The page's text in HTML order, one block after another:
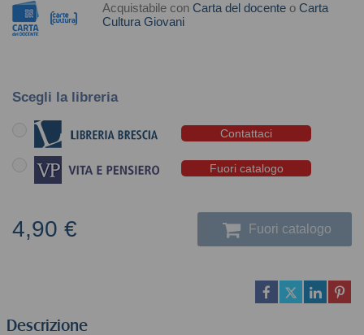
Acquistabile con Carta del docente o Carta
Cultura Giovani
Scegli la libreria
Contattaci
Fuori catalogo
4,90 € Fuori catalogo
Descrizione